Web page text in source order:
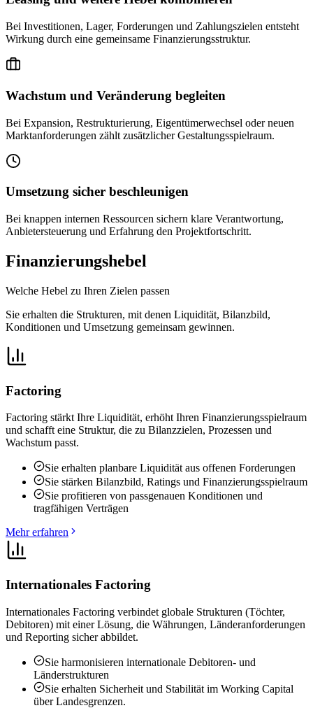
Bei Investitionen, Lager, Forderungen und Zahlungszielen entsteht
Wirkung durch eine gemeinsame Finanzierungsstruktur.
Wachstum und Veränderung begleiten
Bei Expansion, Restrukturierung, Eigentümerwechsel oder neuen
Marktanforderungen zählt zusätzlicher Gestaltungsspielraum.
Umsetzung sicher beschleunigen
Bei knappen internen Ressourcen sichern klare Verantwortung,
Anbietersteuerung und Erfahrung den Projektfortschritt.
Finanzierungshebel
Welche Hebel zu Ihren Zielen passen
Sie erhalten die Strukturen, mit denen Liquidität, Bilanzbild,
Konditionen und Umsetzung gemeinsam gewinnen.
Factoring
Factoring stärkt Ihre Liquidität, erhöht Ihren Finanzierungsspielraum
und schafft eine Struktur, die zu Bilanzzielen, Prozessen und
Wachstum passt.
Sie erhalten planbare Liquidität aus offenen Forderungen
Sie stärken Bilanzbild, Ratings und Finanzierungsspielraum
Sie profitieren von passgenauen Konditionen und
tragfähigen Verträgen
Mehr erfahren
Internationales Factoring
Internationales Factoring verbindet globale Strukturen (Töchter,
Debitoren) mit einer Lösung, die Währungen, Länderanforderungen
und Reporting sicher abbildet.
Sie harmonisieren internationale Debitoren- und
Länderstrukturen
Sie erhalten Sicherheit und Stabilität im Working Capital
über Landesgrenzen.